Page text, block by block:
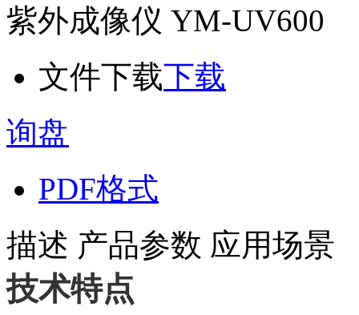
紫外成像仪 YM-UV600
文件下载下载
询盘
PDF格式
描述 产品参数 应用场景
技术特点